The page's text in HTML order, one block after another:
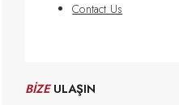
Contact Us
BİZEULAŞIN